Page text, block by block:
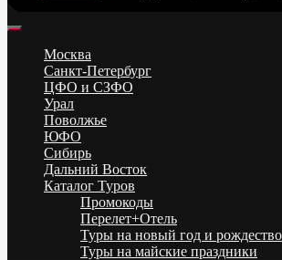
Низкие цены на путевки 3-7-10 ночей все
море. Распродажа экскурсионных и
Обновление каждый день. Официальный
Москва
Санкт-Петербург
ЦФО и СЗФО
Урал
Поволжье
ЮФО
Сибирь
Дальний Восток
Каталог Туров
Промокоды
Перелет+Отель
Туры на новый год и рождество
Туры на майские праздники